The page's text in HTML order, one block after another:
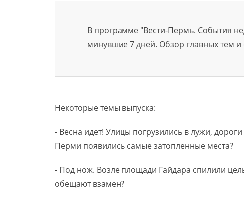
В программе "Вести-Пермь. События
минувшие 7 дней. Обзор главных тем
Некоторые темы выпуска:
- Весна идет! Улицы погрузились в лужи,
Перми появились самые затопленные места?
- Под нож. Возле площади Гайдара спилили
обещают взамен?